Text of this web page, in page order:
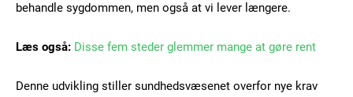
behandle sygdommen, men også at vi lever længere.
Læs også: Disse fem steder glemmer mange at gøre rent
Denne udvikling stiller sundhedsvæsenet overfor nye krav